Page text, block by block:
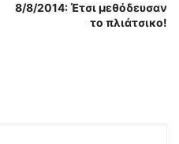
8/8/2014: Έτσι μεθόδευσαν
το πλιάτσικο!